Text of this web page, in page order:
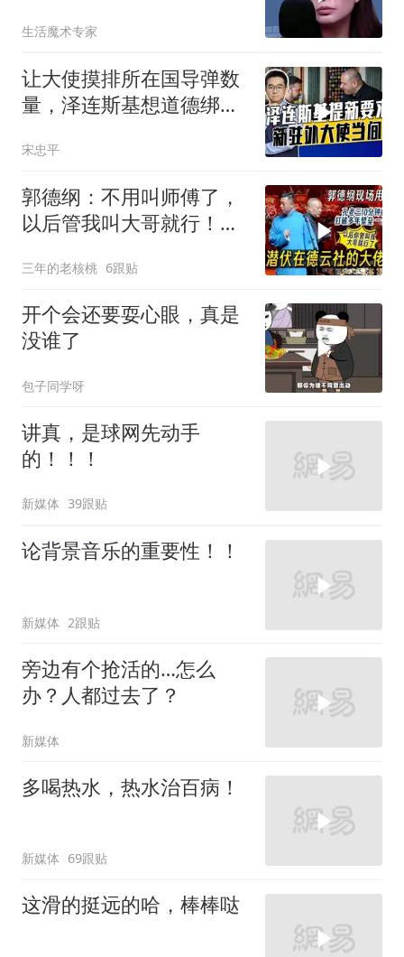
生活魔术专家
让大使摸排所在国导弹数
量，泽连斯基想道德绑架
宋忠平
郭德纲：不用叫师傅了，
以后管我叫大哥就行！孔
三年的老核桃 6跟贴
开个会还要耍心眼，真是
没谁了
包子同学呀
讲真，是球网先动手
的！！！
新媒体 39跟贴
论背景音乐的重要性！！
新媒体 2跟贴
旁边有个抢活的…怎么
办？人都过去了？
新媒体
多喝热水，热水治百病！
新媒体 69跟贴
这滑的挺远的哈，棒棒哒